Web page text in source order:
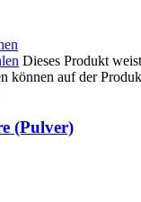
Dieses Produkt
können auf der
(Pulver)